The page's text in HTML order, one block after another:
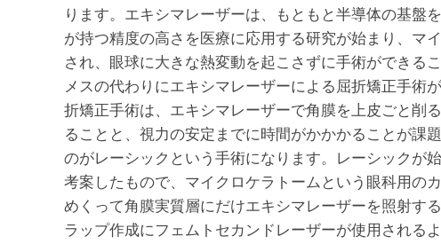
ります。エキシマレーザーは、もともと半導体の基盤
が持つ精度の高さを医療に応用する研究が始まり、マ
され、眼球に大きな熱変動を起こさずに手術ができる
メスの代わりにエキシマレーザーによる屈折矯正手術
折矯正手術は、エキシマレーザーで角膜を上皮ごと削
ることと、視力の安定までに時間がかかかることが課
のがレーシックという手術になります。レーシックが
考案したもので、マイクロケラトームという眼科用の
めくって角膜実質層にだけエキシマレーザーを照射す
ラップ作成にフェムトセカンドレーザーが使用される